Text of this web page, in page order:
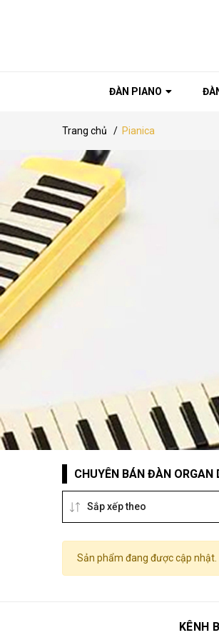
ĐÀN PIANO
Trang chủ / Pianica
CHUYÊN BÁN ĐÀN ORGAN
Sắp xếp theo
Sản phẩm đang được cập nhật.
KÊNH